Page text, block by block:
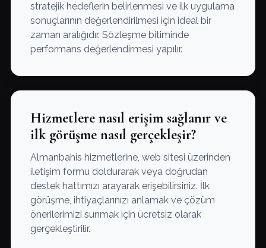
stratejik hedeflerin belirlenmesi ve ilk uygulama
sonuçlarının değerlendirilmesi için ideal bir
zaman aralığıdır. Sözleşme bitiminde
performans değerlendirmesi yapılır.
Hizmetlere nasıl erişim sağlanır ve
ilk görüşme nasıl gerçekleşir?
Almanbahis hizmetlerine, web sitesi üzerinden
iletişim formu doldurarak veya doğrudan
destek hattımızı arayarak erişebilirsiniz. İlk
görüşme, ihtiyaçlarınızı anlamak ve çözüm
önerilerimizi sunmak için ücretsiz olarak
gerçekleştirilir.